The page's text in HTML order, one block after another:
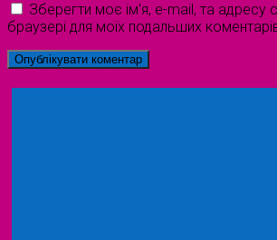
Зберегти моє ім'я, e-mail, та адресу
браузері для моїх подальших